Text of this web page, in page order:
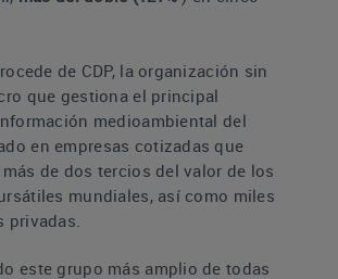
de CDP, la organización sin
que gestiona el principal
medioambiental del
en empresas cotizadas que
de dos tercios del valor de los
mundiales, así como miles
privadas.
este grupo más amplio de todas